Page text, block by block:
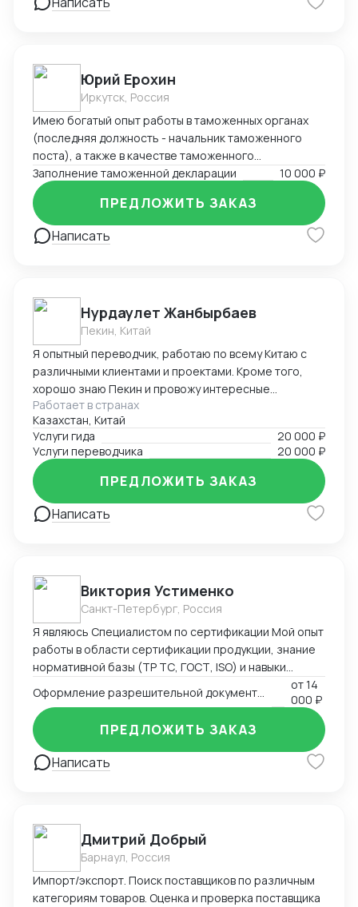
Юрий Ерохин
Иркутск, Россия
Имею богатый опыт работы в таможенных органах
(последняя должность - начальник таможенного
поста), а также в качестве таможенного
представителя. Два высших образования -
таможенное дело и юриспруденция.
Заполнение таможенной декларации 10 000 ₽
Написать
ПРЕДЛОЖИТЬ ЗАКАЗ
Нурдаулет Жанбырбаев
Пекин, Китай
Я опытный переводчик, работаю по всему Китаю с
различными клиентами и проектами. Кроме того,
хорошо знаю Пекин и провожу интересные
экскурсии как гид-энтузиаст. Ответственно подхожу
к работе, помогаю гостям чувствовать себя
уверенно и комфортно в любой ситуации.
Работает в странах
Казахстан, Китай
Услуги гида
20 000 ₽
Услуги переводчика
20 000 ₽
Написать
ПРЕДЛОЖИТЬ ЗАКАЗ
Виктория Устименко
Санкт-Петербург, Россия
Я являюсь Специалистом по сертификации Мой опыт
работы в области сертификации продукции, знание
нормативной базы (ТР ТС, ГОСТ, ISO) и навыки
позволяют мне эффективно решать задачи по
подтверждению соответствия продукции
установленным требованиям. Оформляю
техническую документацию и консультирую по
вопросам
от14
000 ₽
Написать
ПРЕДЛОЖИТЬ ЗАКАЗ
Дмитрий Добрый
Барнаул, Россия
Импорт/экспорт. Поиск поставщиков по различным
категориям товаров. Оценка и проверка поставщика